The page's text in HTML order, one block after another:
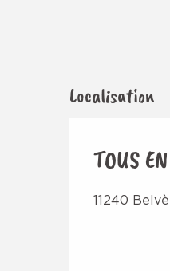
Localisation
TOUS
11240